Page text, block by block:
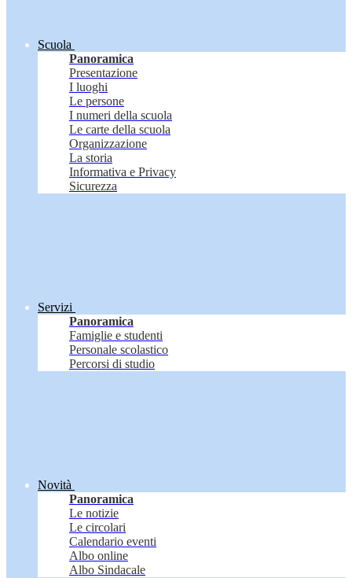
Scuola
Panoramica
Presentazione
I luoghi
Le persone
I numeri della scuola
Le carte della scuola
Organizzazione
La storia
Informativa e Privacy
Sicurezza
Servizi
Panoramica
Famiglie e studenti
Personale scolastico
Percorsi di studio
Novità
Panoramica
Le notizie
Le circolari
Calendario eventi
Albo online
Albo Sindacale